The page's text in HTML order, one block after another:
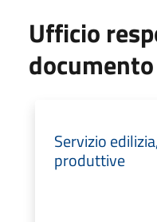
Ufficio
documento
Servizio
produttive